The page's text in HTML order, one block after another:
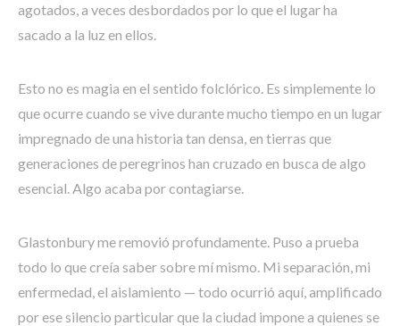
agotados, a veces desbordados por lo que el lugar ha
sacado a la luz en ellos.
Esto no es magia en el sentido folclórico. Es simplemente lo
que ocurre cuando se vive durante mucho tiempo en un lugar
impregnado de una historia tan densa, en tierras que
generaciones de peregrinos han cruzado en busca de algo
esencial. Algo acaba por contagiarse.
Glastonbury me removió profundamente. Puso a prueba
todo lo que creía saber sobre mí mismo. Mi separación, mi
enfermedad, el aislamiento — todo ocurrió aquí, amplificado
por ese silencio particular que la ciudad impone a quienes se